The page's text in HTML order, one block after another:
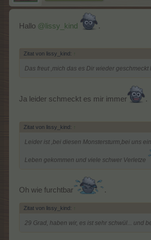
Hallo @lissy_kind .
Zitat von lissy_kind: ↑
Das freut ,mich das es Dir wieder geschmeckt
Ja leider schmeckt es mir immer .
Zitat von lissy_kind: ↑
Leider ist ,bei diesen Monstersturm,bei uns
Leben gekommen und viele schwer Verletze
Oh wie furchtbar .
Zitat von lissy_kind: ↑
29 Grad, haben wir, es ist sehr schwül... und